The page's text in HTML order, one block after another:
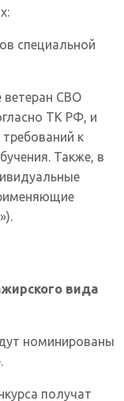
специальной
ветеран СВО
ТК РФ, и
к
Также, в
вида
номинированы
получат